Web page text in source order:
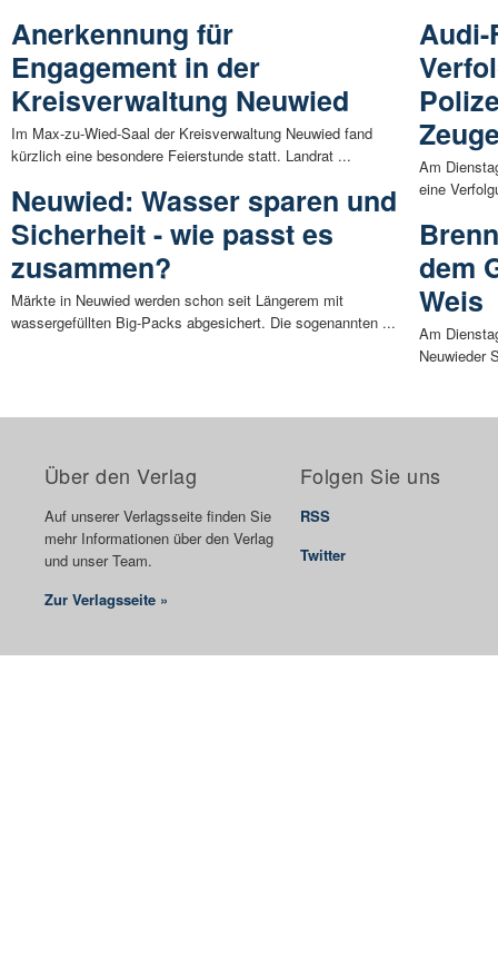
Anerkennung für
Engagement in der
Kreisverwaltung Neuwied
Im Max-zu-Wied-Saal der Kreisverwaltung Neuwied fand
kürzlich eine besondere Feierstunde statt. Landrat ...
Neuwied: Wasser sparen und
Sicherheit - wie passt es
zusammen?
Märkte in Neuwied werden schon seit Längerem mit
wassergefüllten Big-Packs abgesichert. Die sogenannten ...
Am
eine
dem
Weis
Am
Neuwieder
Über den Verlag
Auf unserer Verlagsseite finden Sie
mehr Informationen über den Verlag
und unser Team.
Zur Verlagsseite »
Folgen Sie uns
RSS
Twitter